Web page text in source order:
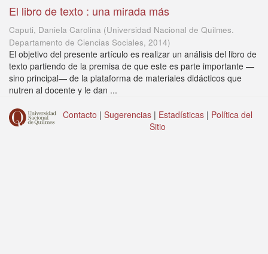
El libro de texto : una mirada más
Caputi, Daniela Carolina (Universidad Nacional de Quilmes.
Departamento de Ciencias Sociales, 2014)
El objetivo del presente artículo es realizar un análisis del libro de
texto partiendo de la premisa de que este es parte importante —
sino principal— de la plataforma de materiales didácticos que
nutren al docente y le dan ...
Contacto | Sugerencias | Estadísticas | Política del
Sitio